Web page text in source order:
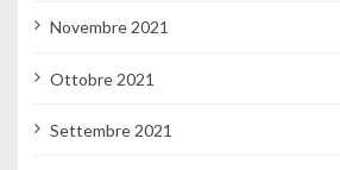
Novembre 2021
Ottobre 2021
Settembre 2021